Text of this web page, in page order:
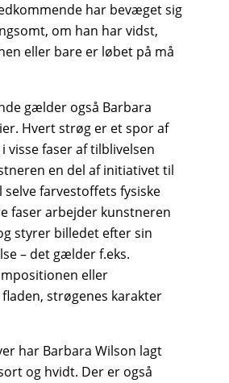
har bevæget sig
om han har vidst,
eller bare er løbet på må
gælder også Barbara
Hvert strøg er et spor af
visse faser af tilblivelsen
en del af initiativet til
selve farvestoffets fysiske
faser arbejder kunstneren
styrer billedet efter sin
– det gælder f.eks.
eller
strøgenes karakter
har Barbara Wilson lagt
og hvidt. Der er også